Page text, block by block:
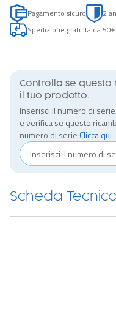
Pagamento sicuro
2
Spedizione gratuita da 50€
Controlla se
il tuo prodotto.
Inserisci il numero di
e verifica se questo
numero di serie Clicca qui
Scheda Tecnica